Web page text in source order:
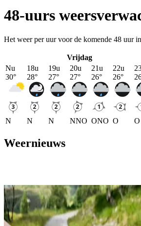
48-uurs
Het weer per uur voor de komende 48 uur
Vrijdag
Nu
30°
N
18u
28°
N
19u
27°
N
20u
27°
NNO
21u
26°
ONO
22u
26°
O O
Weernieuws